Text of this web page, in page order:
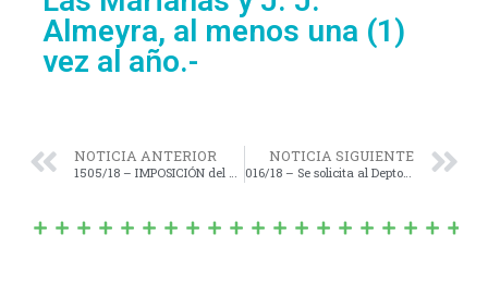
Almeyra, al menos una (1)
vez al año.-
NOTICIA ANTERIOR
1505/18 – IMPOSICIÓN del nombre de “PADRE FELIPE RAFFO BENEGAS LYNCH”, al acceso a Navarro desde Rotonda Ruta 47 hasta calle 46.-
NOTICIA SIGUIENTE
016/18 – Se solicita al Depto. Ejecutivo Local se de solución a los caminos del Interior del Partido.-